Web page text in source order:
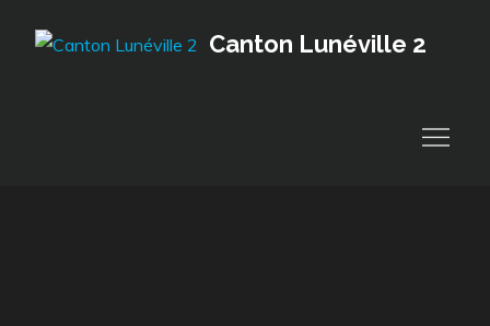
Canton Lunéville 2